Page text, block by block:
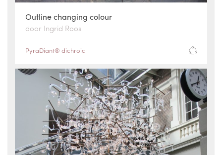
Outline changing colour
door Ingrid Roos
PyraDiant® dichroic